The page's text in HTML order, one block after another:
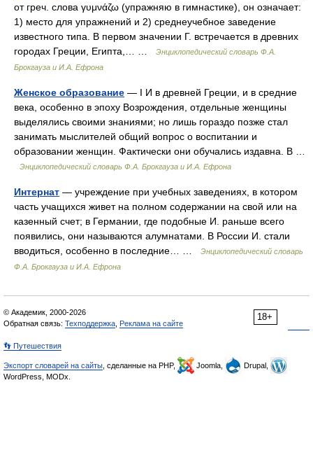
от греч. слова γυμνάζω (упражняю в гимнастике), он означает:
1) место для упражнений и 2) среднеучебное заведение
известного типа. В первом значении Г. встречается в древних
городах Греции, Египта,… …
Энциклопедический словарь Ф.А.
Брокгауза и И.А. Ефрона
Женское образование — I И в древней Греции, и в средние
века, особенно в эпоху Возрождения, отдельные женщины
выделялись своими знаниями; но лишь гораздо позже стал
занимать мыслителей общий вопрос о воспитании и
образовании женщин. Фактически они обучались издавна. В …
Энциклопедический словарь Ф.А. Брокгауза и И.А. Ефрона
Интернат — учреждение при учебных заведениях, в котором
часть учащихся живет на полном содержании на свой или на
казенный счет; в Германии, где подобные И. раньше всего
появились, они называются алумнатами. В России И. стали
вводиться, особенно в последние… …
Энциклопедический словарь
Ф.А. Брокгауза и И.А. Ефрона
18+
© Академик, 2000-2026
Обратная связь: Техподдержка Реклама на сайте
👣 Путешествия
Экспорт словарей на сайты , сделанные на PHP, Joomla,
Drupal,
WordPress, MODx.